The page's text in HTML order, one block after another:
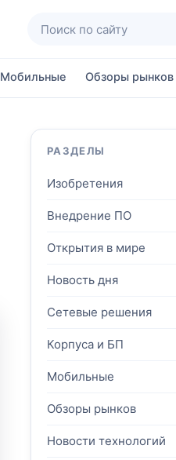
Поиск по сайту
Мобильные Обзоры рынков
РАЗДЕЛЫ
Изобретения
Внедрение ПО
Открытия в мире
Новость дня
Сетевые решения
Корпуса и БП
Мобильные
Обзоры рынков
Новости технологий